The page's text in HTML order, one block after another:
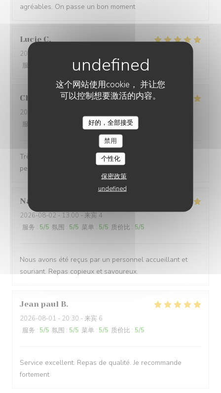
这个网站使用cookie， 并让您
可以控制想要激活的内容。
好的，全部接受
禁用
个性化
保密政策
undefined
agréables. On passe un bon moment
Lucie C
2026-08-05
服务
/5 菜单:5 /5 质价比 :5/5
Christine D
2026-07-25
服务
菜单:5 /5 质价比:
Très belle carte avec du choix Service nickel, le
personnel est très accueillant et serviable
Nathalie
2026-08-02 - 13:00 - 来宾 4
服务 : 5/5 氛围 : 5/5 菜单 : 5/5 质价比 : 5/5
Nous avons été reçus par un personnel accueillant et
souriant. Repas copieux et savoureux.
Jean paul B
2026-08-01 - 20:30 - 来宾 6
服务 : 5/5 氛围 : 5/5 菜单 : 5/5 质价比 : 5/5
Service excellent. Repas de qualité. Je recommande
fortement
LES TERRASSES DU PORT